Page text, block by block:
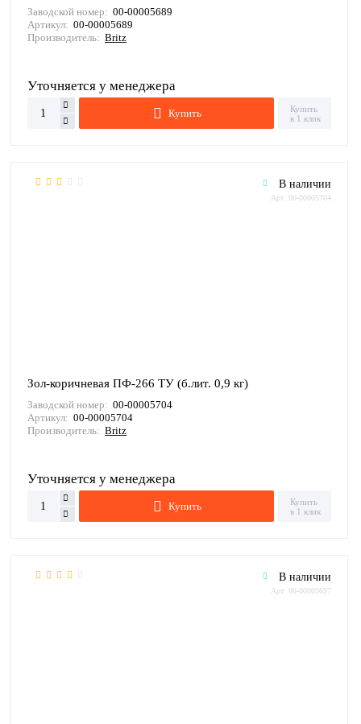
Заводской номер: 00-00005689
Артикул: 00-00005689
Производитель: Britz
Уточняется у менеджера
Купить
Купить
в 1 клик
В наличии
Арт: 00-00005704
Зол-коричневая ПФ-266 ТУ (б.лит. 0,9 кг)
Заводской номер: 00-00005704
Артикул: 00-00005704
Производитель: Britz
Уточняется у менеджера
Купить
Купить
в 1 клик
В наличии
Арт: 00-00005697